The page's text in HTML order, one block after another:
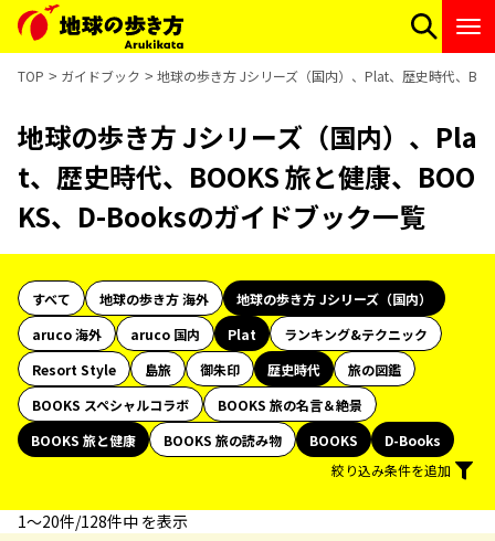
TOP ガイドブック 地球の歩き方 Jシリーズ（国内）、Plat、歴史時代、
地球の歩き方 Jシリーズ（国内）、Pla
t、歴史時代、BOOKS 旅と健康、BOO
KS、D-Booksのガイドブック一覧
すべて 地球の歩き方 海外
地球の歩き方 Jシリーズ（国内）
aruco 海外
aruco 国内 Plat
ランキング&テクニック
Resort Style
島旅 御朱印 歴史時代
旅の図鑑
BOOKS スペシャルコラボ
BOOKS 旅の名言＆絶景
BOOKS 旅と健康
BOOKS 旅の読み物 BOOKS
D-Books
絞り込み条件を追加
1〜20件/128件中 を表示